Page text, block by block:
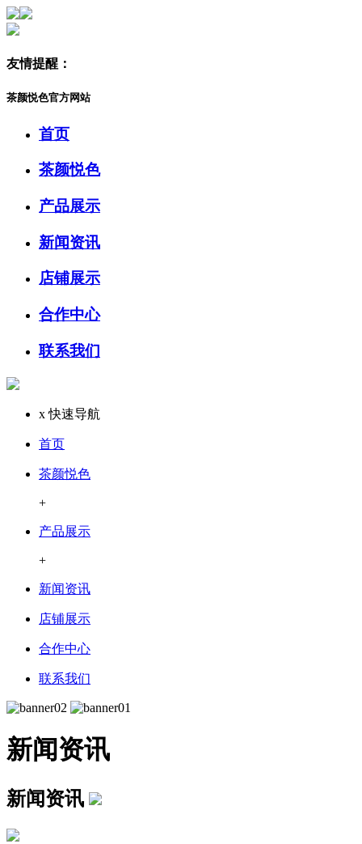
友情提醒：
茶颜悦色官方网站
首页
茶颜悦色
产品展示
新闻资讯
店铺展示
合作中心
联系我们
x快速导航
首页
茶颜悦色
+
产品展示
+
新闻资讯
店铺展示
合作中心
联系我们
新闻资讯
新闻资讯